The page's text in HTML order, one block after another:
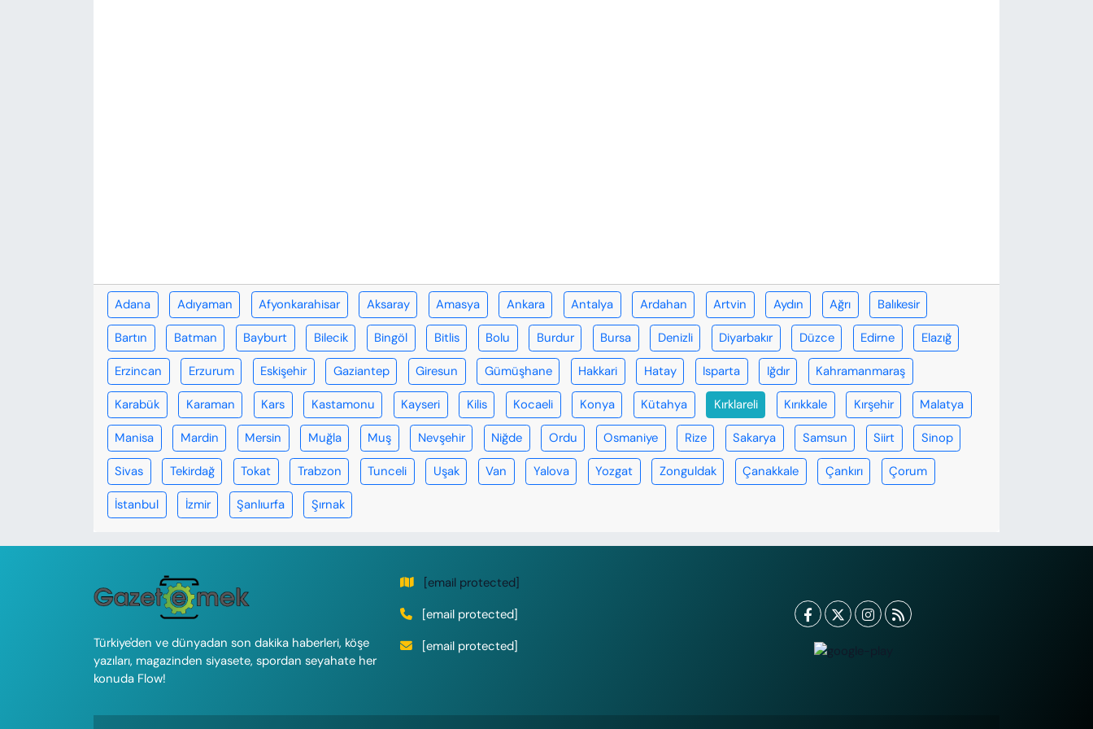
Adana Adıyaman Afyonkarahisar Aksaray Amasya Ankara Antalya Ardahan Artvin Aydın Ağrı Balıkesir
Bartın Batman Bayburt Bilecik Bingöl Bitlis Bolu Burdur Bursa Denizli Diyarbakır Düzce Edirne Elazığ
Erzincan Erzurum Eskişehir Gaziantep Giresun Gümüşhane Hakkari Hatay Isparta Iğdır Kahramanmaraş
Karabük Karaman Kars Kastamonu Kayseri Kilis Kocaeli Konya Kütahya Kırklareli Kırıkkale Kırşehir Malatya
Manisa Mardin Mersin Muğla Muş Nevşehir Niğde Ordu Osmaniye Rize Sakarya Samsun Siirt Sinop
Sivas Tekirdağ Tokat Trabzon Tunceli Uşak Van Yalova Yozgat Zonguldak Çanakkale Çankırı Çorum
İstanbul İzmir Şanlıurfa Şırnak
Türkiye'den ve dünyadan son dakika haberleri, köşe
yazıları, magazinden siyasete, spordan seyahate her
konuda Flow!
[email protected]
[email protected]
[email protected]
VAN VE DİYARBAKIR HABERLERİ